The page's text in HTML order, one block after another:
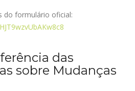
do formulário oficial:
das
sobre Mudanças